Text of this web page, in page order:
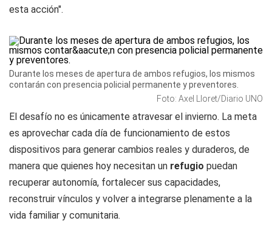
esta acción".
Durante los meses de apertura de ambos refugios, los mismos
contarán con presencia policial permanente y preventores.
Foto: Axel Lloret/Diario UNO
El desafío no es únicamente atravesar el invierno. La meta
es aprovechar cada día de funcionamiento de estos
dispositivos para generar cambios reales y duraderos, de
manera que quienes hoy necesitan un refugio puedan
recuperar autonomía, fortalecer sus capacidades,
reconstruir vínculos y volver a integrarse plenamente a la
vida familiar y comunitaria.